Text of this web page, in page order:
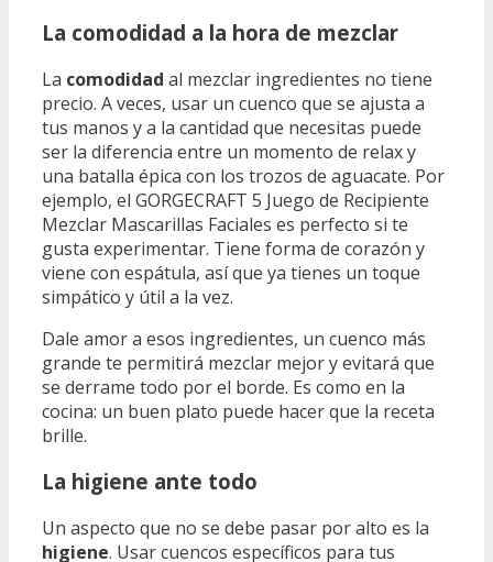
La comodidad a la hora de mezclar
La comodidad al mezclar ingredientes no tiene
precio. A veces, usar un cuenco que se ajusta a
tus manos y a la cantidad que necesitas puede
ser la diferencia entre un momento de relax y
una batalla épica con los trozos de aguacate. Por
ejemplo, el GORGECRAFT 5 Juego de Recipiente
Mezclar Mascarillas Faciales es perfecto si te
gusta experimentar. Tiene forma de corazón y
viene con espátula, así que ya tienes un toque
simpático y útil a la vez.
Dale amor a esos ingredientes, un cuenco más
grande te permitirá mezclar mejor y evitará que
se derrame todo por el borde. Es como en la
cocina: un buen plato puede hacer que la receta
brille.
La higiene ante todo
Un aspecto que no se debe pasar por alto es la
higiene. Usar cuencos específicos para tus